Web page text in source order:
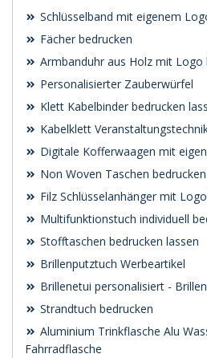
Schlüsselband mit eigenem
Fächer bedrucken
Armbanduhr aus Holz mit Logo
Personalisierter Zauberwürfel
Klett Kabelbinder bedrucken
Kabelklett
Digitale Kofferwaagen mit
Non Woven Taschen
Filz Schlüsselanhänger mit
Multifunktionstuch individuell
Stofftaschen bedrucken lassen
Brillenputztuch Werbeartikel
Brillenetui personalisiert -
Strandtuch bedrucken
Aluminium Trinkflasche Alu
Fahrradflasche